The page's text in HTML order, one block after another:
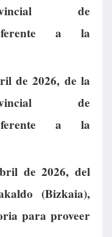
de
a la
de 2026, de la
de
a la
de 2026, del
(Bizkaia),
para proveer